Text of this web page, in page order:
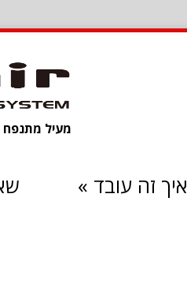
מעיל מתנפח
איך זה עובד »